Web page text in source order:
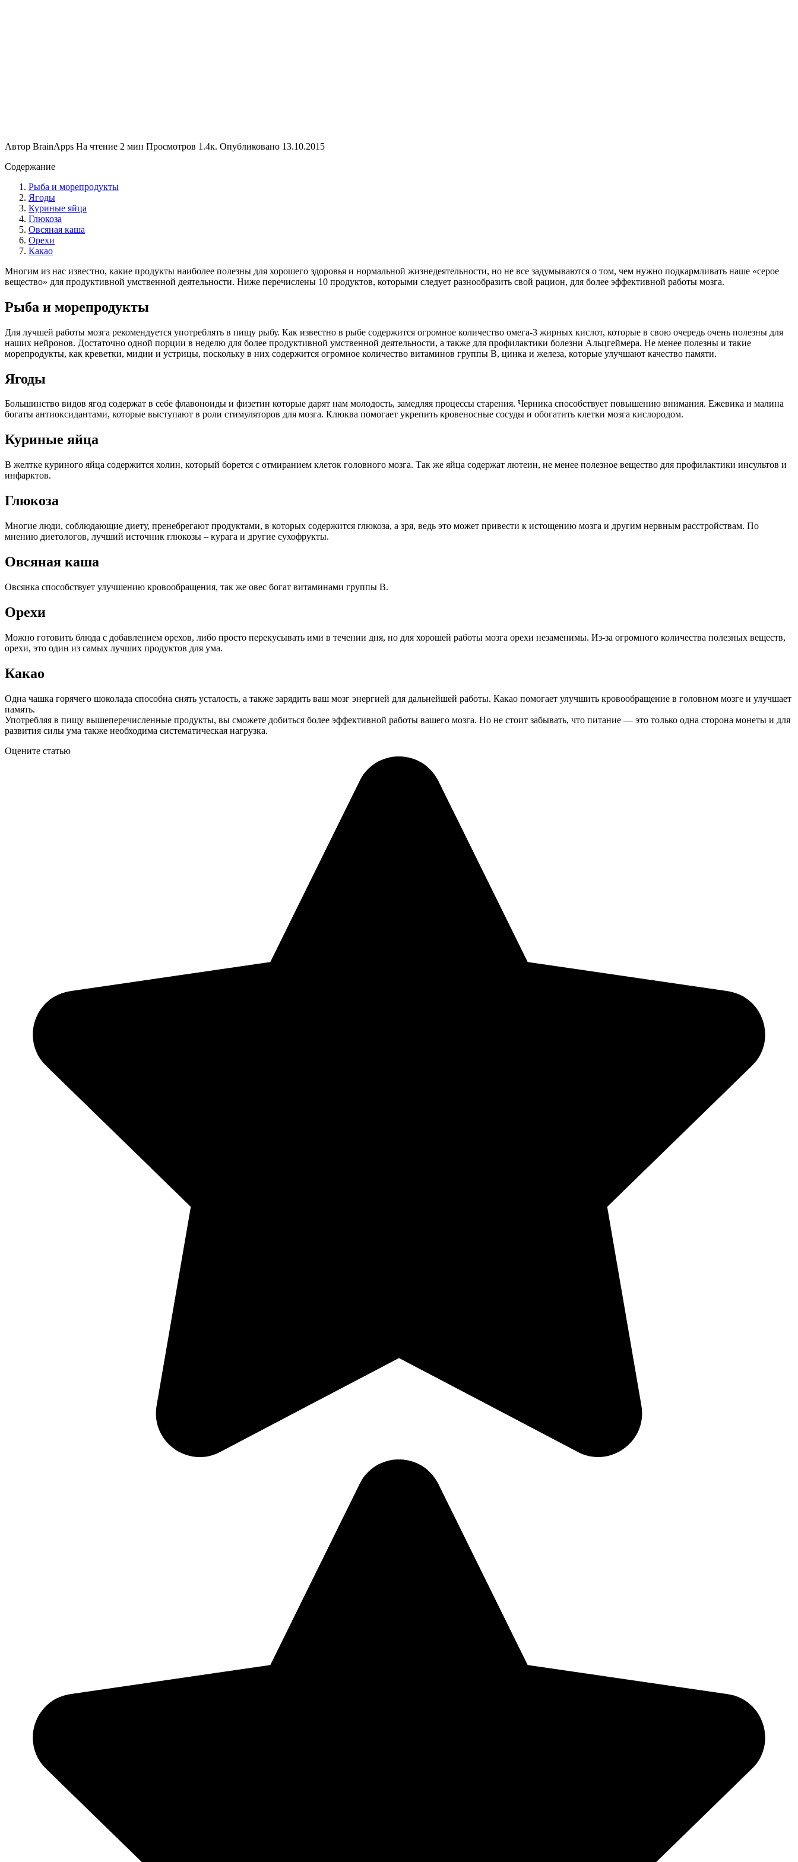
Автор BrainApps На чтение 2 мин Просмотров 1.4к. Опубликовано 13.10.2015
Содержание
Рыба и морепродукты
Ягоды
Куриные яйца
Глюкоза
Овсяная каша
Орехи
Какао
Многим из нас известно, какие продукты наиболее полезны для хорошего здоровья и нормальной жизнедеятельности, но не все задумываются о том, чем нужно подкармливать наше «серое
вещество» для продуктивной умственной деятельности. Ниже перечислены 10 продуктов, которыми следует разнообразить свой рацион, для более эффективной работы мозга.
Рыба и морепродукты
Для лучшей работы мозга рекомендуется употреблять в пищу рыбу. Как известно в рыбе содержится огромное количество омега-3 жирных кислот, которые в свою очередь очень полезны для
наших нейронов. Достаточно одной порции в неделю для более продуктивной умственной деятельности, а также для профилактики болезни Альцгеймера. Не менее полезны и такие
морепродукты, как креветки, мидии и устрицы, поскольку в них содержится огромное количество витаминов группы B, цинка и железа, которые улучшают качество памяти.
Ягоды
Большинство видов ягод содержат в себе флавоноиды и физетин которые дарят нам молодость, замедляя процессы старения. Черника способствует повышению внимания. Ежевика и малина
богаты антиоксидантами, которые выступают в роли стимуляторов для мозга. Клюква помогает укрепить кровеносные сосуды и обогатить клетки мозга кислородом.
Куриные яйца
В желтке куриного яйца содержится холин, который борется с отмиранием клеток головного мозга. Так же яйца содержат лютеин, не менее полезное вещество для профилактики инсультов и
инфарктов.
Глюкоза
Многие люди, соблюдающие диету, пренебрегают продуктами, в которых содержится глюкоза, а зря, ведь это может привести к истощению мозга и другим нервным расстройствам. По
мнению диетологов, лучший источник глюкозы – курага и другие сухофрукты.
Овсяная каша
Овсянка способствует улучшению кровообращения, так же овес богат витаминами группы B.
Орехи
Можно готовить блюда с добавлением орехов, либо просто перекусывать ими в течении дня, но для хорошей работы мозга орехи незаменимы. Из-за огромного количества полезных веществ,
орехи, это один из самых лучших продуктов для ума.
Какао
Одна чашка горячего шоколада способна снять усталость, а также зарядить ваш мозг энергией для дальнейшей работы. Какао помогает улучшить кровообращение в головном мозге и улучшает
память.
Употребляя в пищу вышеперечисленные продукты, вы сможете добиться более эффективной работы вашего мозга. Но не стоит забывать, что питание — это только одна сторона монеты и для
развития силы ума также необходима систематическая нагрузка.
Оцените статью